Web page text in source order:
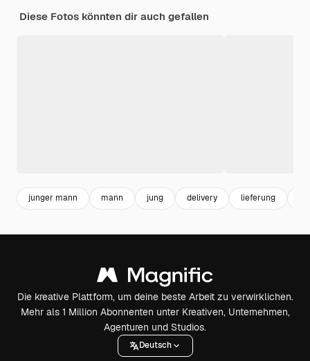
Diese Fotos könnten dir auch gefallen
junger mann mann jung delivery lieferung
Die kreative Plattform, um deine beste Arbeit zu verwirklichen.
Mehr als 1 Million Abonnenten unter Kreativen, Unternehmen,
Agenturen und Studios.
Deutsch